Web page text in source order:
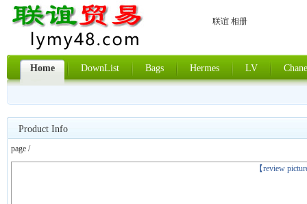
联谊 相册
Home DownList Bags Hermes LV
Product Info
page /
【review
上一张